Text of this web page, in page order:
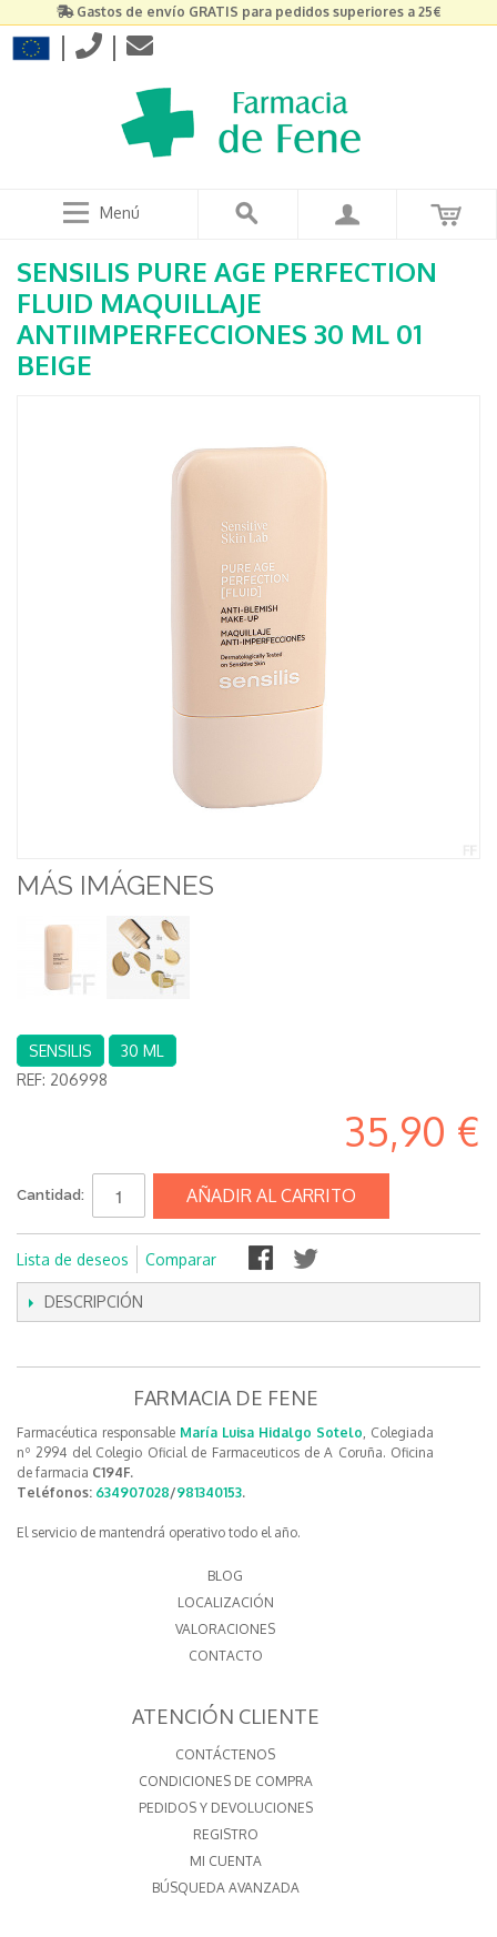
Gastos de envío GRATIS para pedidos superiores a 25€
| |
Menú
SENSILIS PURE AGE PERFECTION
FLUID MAQUILLAJE
ANTIIMPERFECCIONES 30 ML 01
BEIGE
MÁS IMÁGENES
SENSILIS
30 ML
REF: 206998
35,90 €
Cantidad: AÑADIR AL CARRITO
Lista de deseos Comparar
DESCRIPCIÓN
FARMACIA DE FENE
Farmacéutica responsable María Luisa Hidalgo Sotelo, Colegiada
nº 2994 del Colegio Oficial de Farmaceuticos de A Coruña. Oficina
de farmacia C194F.
Teléfonos: 634907028/981340153.
El servicio de mantendrá operativo todo el año.
BLOG
LOCALIZACIÓN
VALORACIONES
CONTACTO
ATENCIÓN CLIENTE
CONTÁCTENOS
CONDICIONES DE COMPRA
PEDIDOS Y DEVOLUCIONES
REGISTRO
MI CUENTA
BÚSQUEDA AVANZADA